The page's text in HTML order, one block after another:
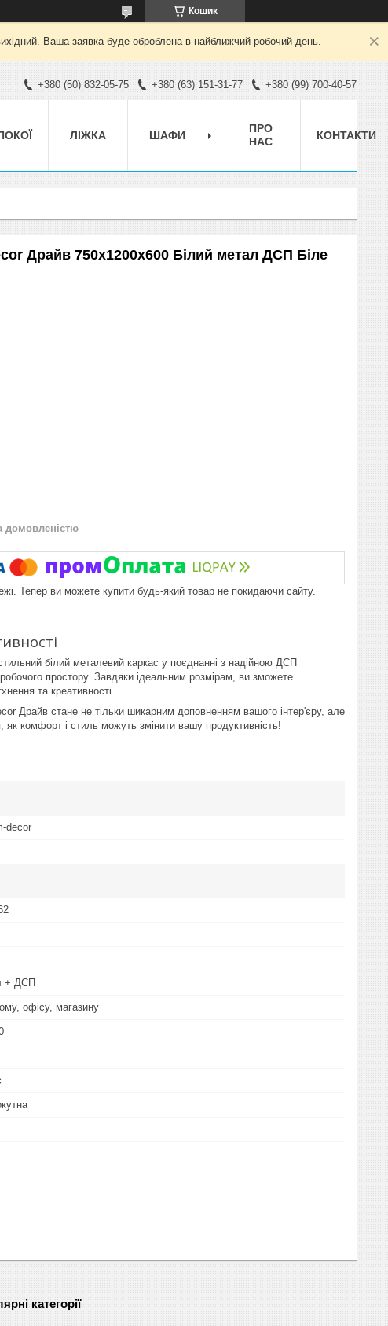
Кошик
Ваша заявка буде оброблена в найближчий робочий день.
+380 (50) 832-05-75 +380 (63) 151-31-77 +380 (99) 700-40-57
ЛІЖКА ШАФИ
ПРО
НАС
КОНТАКТИ
Драйв 750x1200x600 Білий метал ДСП Біле
домовленістю
Тепер ви можете купити будь-який товар не покидаючи сайту.
білий металевий каркас у поєднанні з надійною ДСП
простору. Завдяки ідеальним розмірам, ви зможете
та креативності.
Драйв стане не тільки шикарним доповненням вашого інтер'єру, але
як комфорт і стиль можуть змінити вашу продуктивність!
decor
+ ДСП
офісу, магазину
категорії